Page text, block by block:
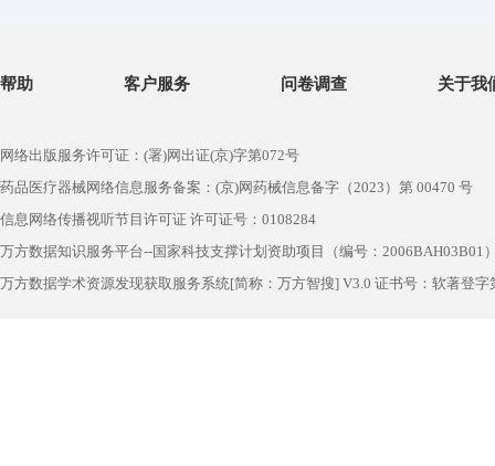
帮助 客户服务 问卷调查 关于我
网络出版服务许可证：(署)网出证(京)字第072号
药品医疗器械网络信息服务备案：(京)网药械信息备字（2023）第 00470 号
信息网络传播视听节目许可证 许可证号：0108284
万方数据知识服务平台--国家科技支撑计划资助项目（编号：2006BAH03B01
万方数据学术资源发现获取服务系统[简称：万方智搜] V3.0 证书号：软著登字